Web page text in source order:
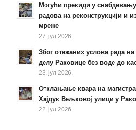
Могући прекиди у
радова на реконструкцији и
мреже
27. јул 2026.
Због отежаних услова рада
делу Раковице без воде до
23. јул 2026.
Отклањање квара на
Хајдук Вељковој улици у
22. јул 2026.